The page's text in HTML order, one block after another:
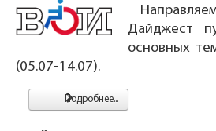
Дайджест
основных
(05.07-14.07).
Подробнее...